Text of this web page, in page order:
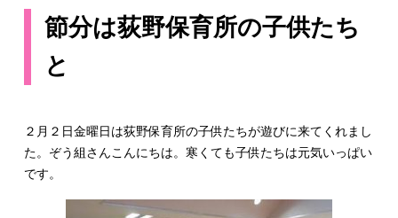
節分は荻野保育所の子供たち
と
２月２日金曜日は荻野保育所の子供たちが遊びに来てくれまし
た。ぞう組さんこんにちは。寒くても子供たちは元気いっぱい
です。